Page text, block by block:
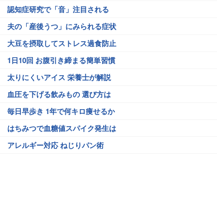
認知症研究で「音」注目される
夫の「産後うつ」にみられる症状
大豆を摂取してストレス過食防止
1日10回 お腹引き締まる簡単習慣
太りにくいアイス 栄養士が解説
血圧を下げる飲みもの 選び方は
毎日早歩き 1年で何キロ痩せるか
はちみつで血糖値スパイク発生は
アレルギー対応 ねじりパン術